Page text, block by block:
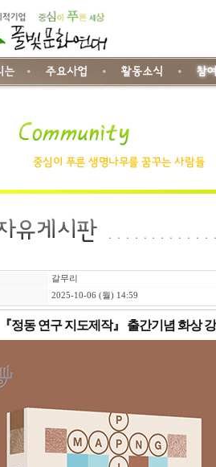
갈무리
2025-10-06 (월) 14:59
정동 연구 지도제작』 출간기념 화상